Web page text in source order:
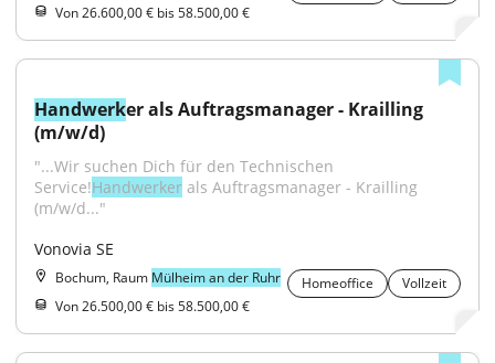
Von 26.600,00 € bis 58.500,00 €
Handwerker als Auftragsmanager - Krailling
(m/w/d)
"...Wir suchen Dich für den Technischen
Service!Handwerker als Auftragsmanager - Krailling
(m/w/d..."
Vonovia SE
Bochum, Raum Mülheim an der Ruhr Homeoffice
Vollzeit
Von 26.500,00 € bis 58.500,00 €